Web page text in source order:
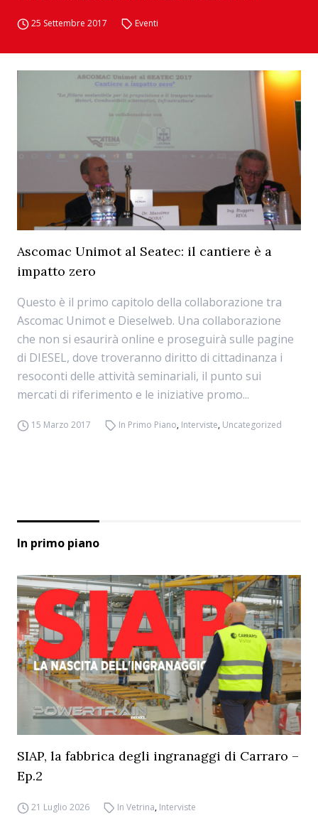
25 Settembre 2017 Eventi
Ascomac Unimot al Seatec: il cantiere è a
impatto zero
Questo è il primo capitolo della collaborazione tra
Ascomac Unimot e Dieselweb. Una collaborazione
che non si esaurirà online e proseguirà sulle pagine
di DIESEL, dove troveranno diritto di cittadinanza i
resoconti delle attività seminariali, il punto sui
mercati di riferimento e le iniziative promo...
15 Marzo 2017 In Primo Piano, Interviste, Uncategorized
In primo piano
SIAP, la fabbrica degli ingranaggi di Carraro –
Ep.2
21 Luglio 2026 In Vetrina, Interviste